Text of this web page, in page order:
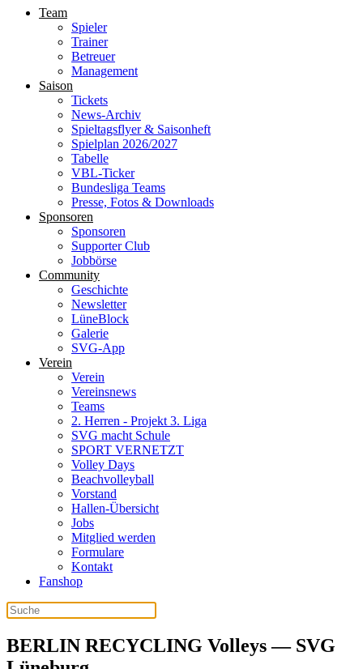
Team
Spieler
Trainer
Betreuer
Management
Saison
Tickets
News-Archiv
Spieltagsflyer & Saisonheft
Spielplan 2026/2027
Tabelle
VBL-Ticker
Bundesliga Teams
Presse, Fotos & Downloads
Sponsoren
Sponsoren
Supporter Club
Jobbörse
Community
Geschichte
Newsletter
LüneBlock
Galerie
SVG-App
Verein
Verein
Vereinsnews
Teams
2. Herren - Projekt 3. Liga
SVG macht Schule
SPORT VERNETZT
Volley Days
Beachvolleyball
Vorstand
Hallen-Übersicht
Jobs
Mitglied werden
Formulare
Kontakt
Fanshop
BERLIN RECYCLING Volleys — SVG